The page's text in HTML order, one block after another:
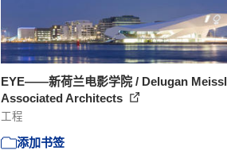
EYE——新荷兰电影学院 / Delugan Meissl
Associated Architects
工程
添加书签